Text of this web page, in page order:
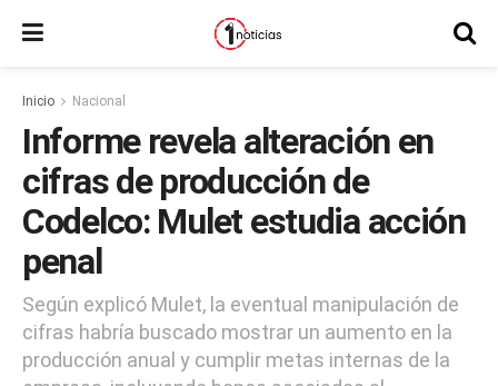
Inicio Nacional
Informe revela alteración en
cifras de producción de
Codelco: Mulet estudia acción
penal
Según explicó Mulet, la eventual manipulación de
cifras habría buscado mostrar un aumento en la
producción anual y cumplir metas internas de la